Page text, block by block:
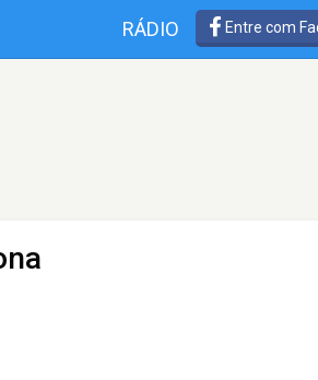
RÁDIO Entre com